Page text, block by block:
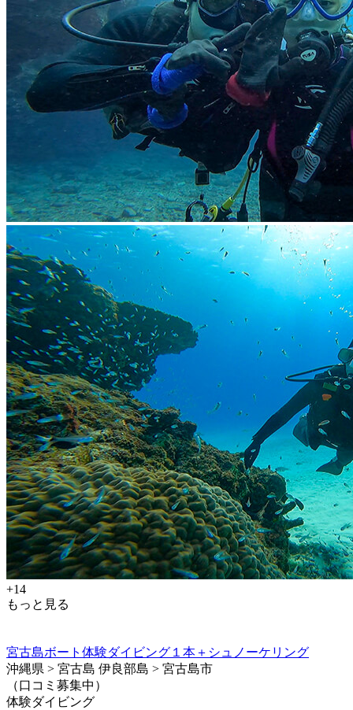
+14
もっと見る
宮古島ボート体験ダイビング１本＋シュノーケリング
沖縄県 > 宮古島 伊良部島 > 宮古島市
（口コミ募集中）
体験ダイビング